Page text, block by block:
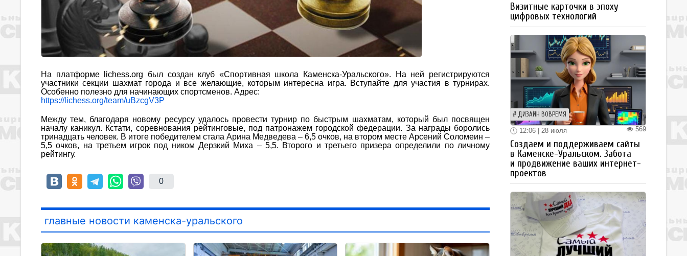
На платформе lichess.org был создан клуб «Спортивная школа Каменска-Уральского». На ней регистрируются
участники секции шахмат города и все желающие, которым интересна игра. Вступайте для участия в турнирах.
Особенно полезно для начинающих спортсменов. Адрес:
https://lichess.org/team/uBzcgV3P
Между тем, благодаря новому ресурсу удалось провести турнир по быстрым шахматам, который был посвящен
началу каникул. Кстати, соревнования рейтинговые, под патронажем городской федерации. За награды боролись
тринадцать человек. В итоге победителем стала Арина Медведева – 6,5 очков, на втором месте Арсений Соломеин –
5,5 очков, на третьем игрок под ником Дерзкий Миха – 5,5. Второго и третьего призера определили по личному
рейтингу.
0
главные новости каменска-уральского
Визитные карточки в эпоху
цифровых технологий
ДИЗАЙН ВОВРЕМЯ
569
12:06 | 28 июля
Создаем и поддерживаем сайты
в Каменске-Уральском. Забота
и продвижение ваших интернет-
проектов